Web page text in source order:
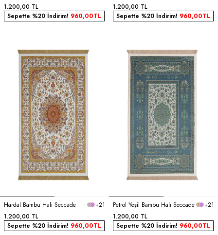
1.200,00 TL
Sepette %20 İndirim! 960,00TL
1.200,00 TL
Sepette %20 İndirim! 960,00TL
Hardal Bambu Halı Seccade
+21
1.200,00 TL
Sepette %20 İndirim! 960,00TL
Petrol Yeşil Bambu Halı Seccade
+21
1.200,00 TL
Sepette %20 İndirim! 960,00TL